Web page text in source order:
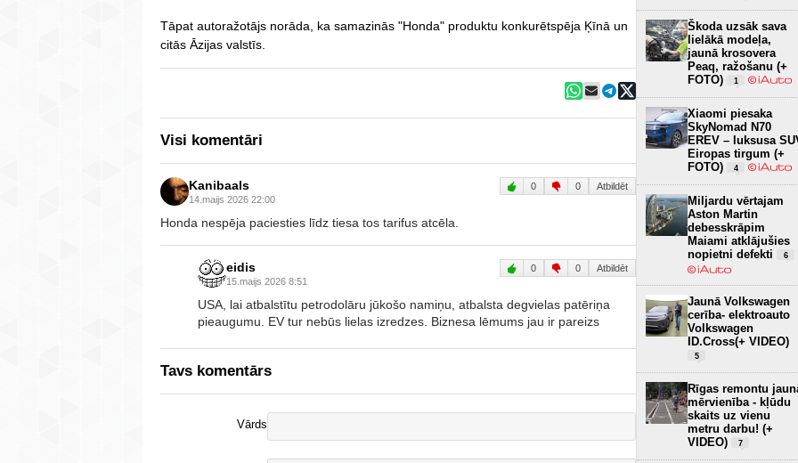
Tāpat autoražotājs norāda, ka samazinās "Honda" produktu konkurētspēja Ķīnā un
citās Āzijas valstīs.
Visi komentāri
Kanibaals
14.maijs 2026 22:00
0 0 Atbildēt
Honda nespēja paciesties līdz tiesa tos tarifus atcēla.
eidis
15.maijs 2026 8:51
0 0 Atbildēt
USA, lai atbalstītu petrodolāru jūkošo namiņu, atbalsta degvielas patēriņa
pieaugumu. EV tur nebūs lielas izredzes. Biznesa lēmums jau ir pareizs
Tavs komentārs
Vārds
Škoda uzsāk sava
lielākā modeļa,
jaunā krosovera
Peaq, ražošanu (+
FOTO)
1
Xiaomi piesaka
SkyNomad N70
EREV – luksusa
Eiropas tirgum (+
FOTO)
4
Miljardu vērtajam
Aston Martin
debesskrāpim
Maiami atklājušies
nopietni defekti
6
Jaunā Volkswagen
cerība- elektroauto
Volkswagen
ID.Cross(+ VIDEO)
5
Rīgas remontu
mērvienība - kļūdu
skaits uz vienu
metru darbu! (+
VIDEO)
7